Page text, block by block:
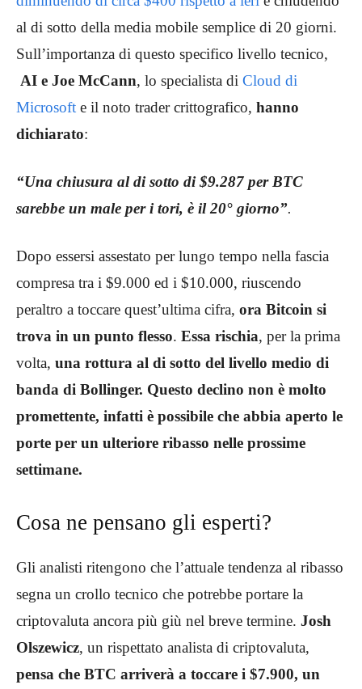
al di sotto della media mobile semplice di 20 giorni.
Sull’importanza di questo specifico livello tecnico,
AI e Joe McCann, lo specialista di Cloud di
Microsoft e il noto trader crittografico, hanno
dichiarato:
“Una chiusura al di sotto di $9.287 per BTC
sarebbe un male per i tori, è il 20° giorno”.
Dopo essersi assestato per lungo tempo nella fascia
compresa tra i $9.000 ed i $10.000, riuscendo
peraltro a toccare quest’ultima cifra, ora Bitcoin si
trova in un punto flesso. Essa rischia, per la prima
volta, una rottura al di sotto del livello medio di
banda di Bollinger. Questo declino non è molto
promettente, infatti è possibile che abbia aperto le
porte per un ulteriore ribasso nelle prossime
settimane.
Cosa ne pensano gli esperti?
Gli analisti ritengono che l’attuale tendenza al ribasso
segna un crollo tecnico che potrebbe portare la
criptovaluta ancora più giù nel breve termine. Josh
Olszewicz, un rispettato analista di criptovaluta,
pensa che BTC arriverà a toccare i $7.900, un